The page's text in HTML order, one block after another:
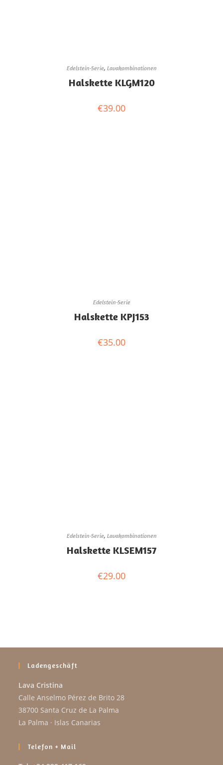
Edelstein-Serie, Lavakombinationen
Halskette KLGM120
€39.00
Edelstein-Serie
Halskette KPJ153
€35.00
Edelstein-Serie, Lavakombinationen
Halskette KLSEM157
€29.00
Ladengeschäft
Lava Cristina
Calle Anselmo Pérez de Brito 28
38700 Santa Cruz de La Palma
La Palma · Islas Canarias
Telefon + Mail